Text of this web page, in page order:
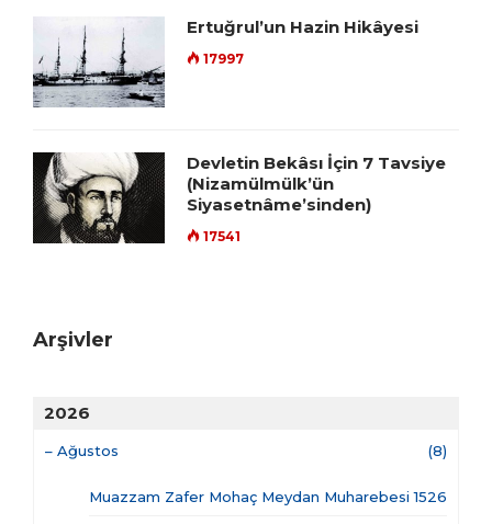
Ertuğrul’un Hazin Hikâyesi
17997
Devletin Bekâsı İçin 7 Tavsiye
(Nizamülmülk’ün
Siyasetnâme’sinden)
17541
Arşivler
2026
– Ağustos (8)
Muazzam Zafer Mohaç Meydan Muharebesi 1526